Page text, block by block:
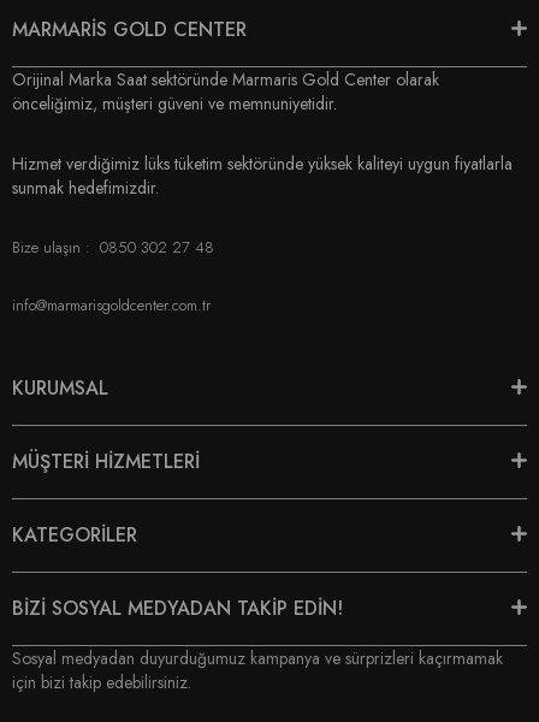
MARMARİS GOLD CENTER
Orijinal Marka Saat sektöründe Marmaris Gold Center olarak
önceliğimiz, müşteri güveni ve memnuniyetidir.
Hizmet verdiğimiz lüks tüketim sektöründe yüksek kaliteyi uygun fiyatlarla
sunmak hedefimizdir.
Bize ulaşın : 0850 302 27 48
info@marmarisgoldcenter.com.tr
KURUMSAL
MÜŞTERİ HİZMETLERİ
KATEGORİLER
BİZİ SOSYAL MEDYADAN TAKİP EDİN!
Sosyal medyadan duyurduğumuz kampanya ve sürprizleri kaçırmamak
için bizi takip edebilirsiniz.